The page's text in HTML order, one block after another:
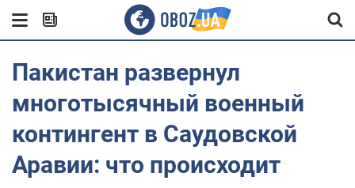
Пакистан развернул
многотысячный военный
контингент в Саудовской
Аравии: что происходит